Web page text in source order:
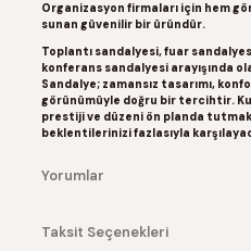
Organizasyon firmaları için hem
sunan güvenilir bir üründür.
Toplantı sandalyesi, fuar
konferans sandalyesi arayışında
Sandalye; zamansız tasarımı,
görünümüyle doğru bir tercihtir.
prestiji ve düzeni ön planda
beklentilerinizi fazlasıyla
Yorumlar
Taksit Seçenekleri